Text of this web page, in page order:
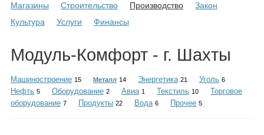
Объявления
Магазины
Строительство Производство
Закон
Культура
Услуги Финансы
Модуль-Комфорт - г. Шахты
Машиностроение 15 Металл 14 Энергетика 21 Уголь 6
Нефть 5 Оборудование 2 Авиа 1 Текстиль 10
Торговое
оборудование 7 Продукты 22 Вода 6 Прочее 5